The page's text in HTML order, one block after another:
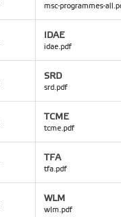
msc-programmes-
IDAE
idae.pdf
SRD
srd.pdf
TCME
tcme.pdf
TFA
tfa.pdf
WLM
wlm.pdf